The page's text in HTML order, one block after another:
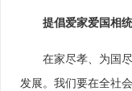
提倡爱家爱国相
在家尽孝、为国尽
发展。我们要在全社